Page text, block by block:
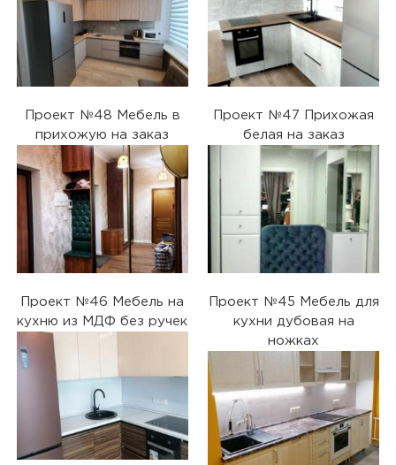
Проект №48 Мебель в
прихожую на заказ
Проект №47 Прихожая
белая на заказ
Проект №46 Мебель на
кухню из МДФ без ручек
Проект №45 Мебель для
кухни дубовая на
ножках